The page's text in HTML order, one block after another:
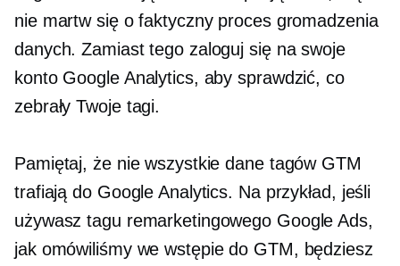
nie martw się o faktyczny proces gromadzenia
danych. Zamiast tego zaloguj się na swoje
konto Google Analytics, aby sprawdzić, co
zebrały Twoje tagi.
Pamiętaj, że nie wszystkie dane tagów GTM
trafiają do Google Analytics. Na przykład, jeśli
używasz tagu remarketingowego Google Ads,
jak omówiliśmy we wstępie do GTM, będziesz